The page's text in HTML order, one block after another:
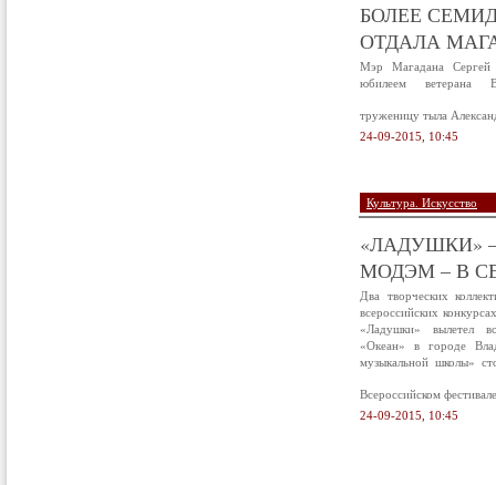
БОЛЕЕ
ОТДАЛА
Мэр Магадана Сергей
юбилеем ветерана
труженицу тыла
24-09-2015, 10:45
Культура. Искусство
«ЛАДУШКИ»
МОДЭМ – В
Два творческих
всероссийских
«Ладушки» вылетел
«Океан» в городе
музыкальной школы»
Всероссийском
24-09-2015, 10:45